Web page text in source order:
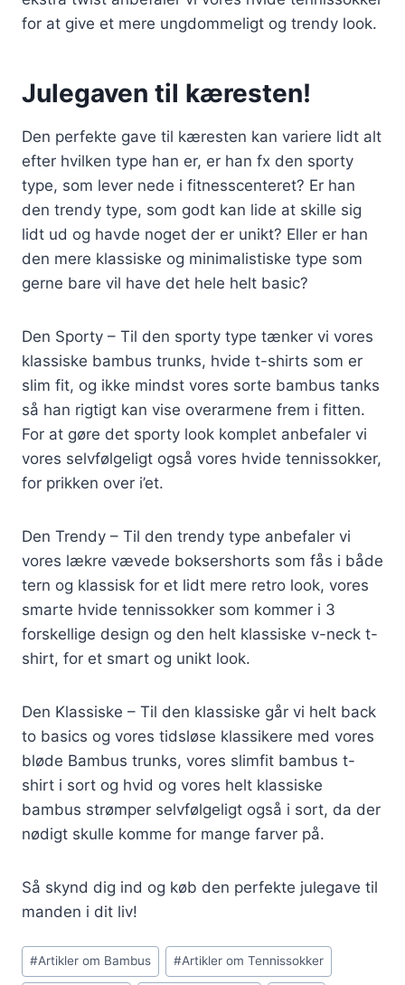
for at give et mere ungdommeligt og trendy look.
Julegaven til kæresten!
Den perfekte gave til kæresten kan variere lidt alt
efter hvilken type han er, er han fx den sporty
type, som lever nede i fitnesscenteret? Er han
den trendy type, som godt kan lide at skille sig
lidt ud og havde noget der er unikt? Eller er han
den mere klassiske og minimalistiske type som
gerne bare vil have det hele helt basic?
Den Sporty – Til den sporty type tænker vi vores
klassiske bambus trunks, hvide t-shirts som er
slim fit, og ikke mindst vores sorte bambus tanks
så han rigtigt kan vise overarmene frem i fitten.
For at gøre det sporty look komplet anbefaler vi
vores selvfølgeligt også vores hvide tennissokker,
for prikken over i’et.
Den Trendy – Til den trendy type anbefaler vi
vores lækre vævede boksershorts som fås i både
tern og klassisk for et lidt mere retro look, vores
smarte hvide tennissokker som kommer i 3
forskellige design og den helt klassiske v-neck t-
shirt, for et smart og unikt look.
Den Klassiske – Til den klassiske går vi helt back
to basics og vores tidsløse klassikere med vores
bløde Bambus trunks, vores slimfit bambus t-
shirt i sort og hvid og vores helt klassiske
bambus strømper selvfølgeligt også i sort, da der
nødigt skulle komme for mange farver på.
Så skynd dig ind og køb den perfekte julegave til
manden i dit liv!
Indlæg-
tags:
#Artikler om Bambus #Artikler om Tennissokker